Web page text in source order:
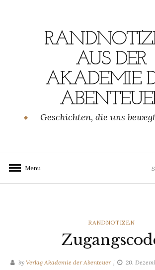
AUS DER
AKADEMIE
Geschichten, die uns
Menu
for:
CATEGORIES
RANDNOTIZEN
by Verlag Akademie der Abenteuer 20.